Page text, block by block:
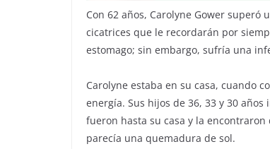
Con 62 años, Carolyne Gower superó
cicatrices que le recordarán por
estomago; sin embargo, sufría una
Carolyne estaba en su casa, cuando
energía. Sus hijos de 36, 33 y 30
fueron hasta su casa y la
parecía una quemadura de sol.